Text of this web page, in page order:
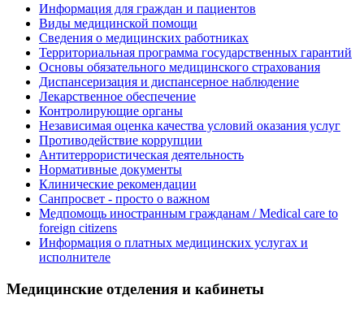
Информация для граждан и пациентов
Виды медицинской помощи
Сведения о медицинских работниках
Территориальная программа государственных гарантий
Основы обязательного медицинского страхования
Диспансеризация и диспансерное наблюдение
Лекарственное обеспечение
Контролирующие органы
Независимая оценка качества условий оказания услуг
Противодействие коррупции
Антитеррористическая деятельность
Нормативные документы
Клинические рекомендации
Санпросвет - просто о важном
Медпомощь иностранным гражданам / Medical care to
foreign citizens
Информация о платных медицинских услугах и
исполнителе
Медицинские отделения и кабинеты